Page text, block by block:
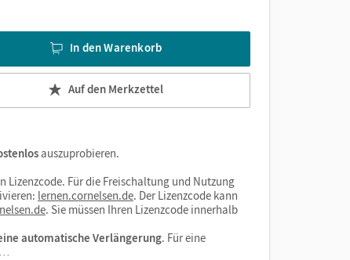
In den Warenkorb
Auf den Merkzettel
auszuprobieren.
Lizenzcode. Für die Freischaltung und Nutzung
lernen.cornelsen.de. Der Lizenzcode kann
. Sie müssen Ihren Lizenzcode innerhalb
automatische Verlängerung. Für eine